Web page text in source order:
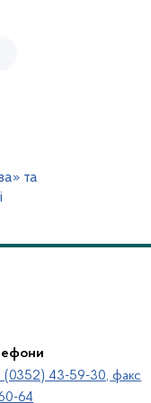
та
(0352) 43-59-30, факс
64